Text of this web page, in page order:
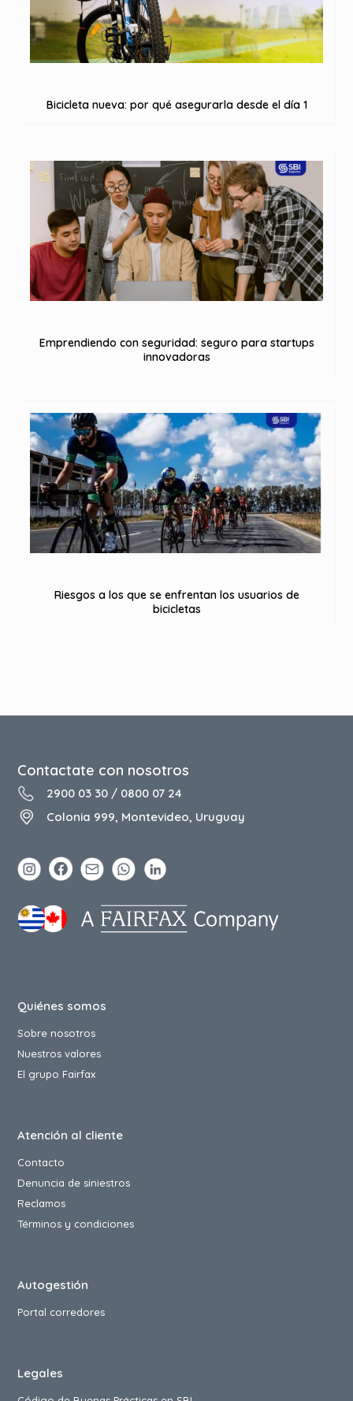
Bicicleta nueva: por qué asegurarla desde el día 1
Emprendiendo con seguridad: seguro para startups
innovadoras
Riesgos a los que se enfrentan los usuarios de
bicicletas
Contactate con nosotros
2900 03 30 / 0800 07 24
Colonia 999, Montevideo, Uruguay
Quiénes somos
Sobre nosotros
Nuestros valores
El grupo Fairfax
Atención al cliente
Contacto
Denuncia de siniestros
Reclamos
Términos y condiciones
Autogestión
Portal corredores
Legales